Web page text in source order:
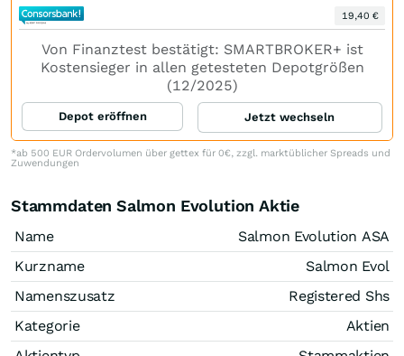
19,40 €
Von Finanztest bestätigt: SMARTBROKER+ ist
Kostensieger in allen getesteten Depotgrößen
(12/2025)
Depot eröffnen Jetzt wechseln
*ab 500 EUR Ordervolumen über gettex für 0€, zzgl. marktüblicher Spreads und
Zuwendungen
Stammdaten Salmon Evolution Aktie
Name
Salmon Evolution ASA
Kurzname
Salmon Evol
Namenszusatz
Registered Shs
Kategorie
Aktien